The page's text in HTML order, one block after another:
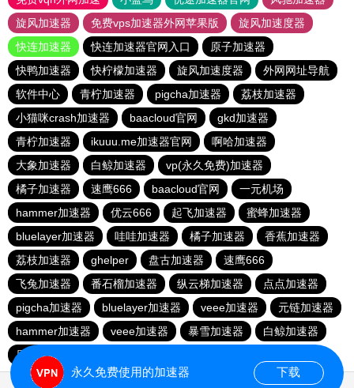
旋风加速器
免费vps加速器外网苹果版
旋风加速度器
快连加速器
快连加速器官网入口
原子加速器
快鸭加速器
快柠檬加速器 旋风加速度器
外网网址导航
软件中心
青柠加速器 pigcha加速器
荔枝加速器
小猫咪crash加速器
baacloud官网
gkd加速器
青柠加速器
ikuuu.me加速器官网
啊哈加速器
大象加速器
白鲸加速器
vp(永久免费)加速器
橘子加速器
速鹰666 baacloud官网
一元机场
hammer加速器
优云666 起飞加速器
蜜蜂加速器
bluelayer加速器
哇哇加速器 橘子加速器
香蕉加速器
荔枝加速器
ghelper 盘古加速器
速鹰666
飞兔加速器
番石榴加速器 纵云梯加速器
点点加速器
pigcha加速器
bluelayer加速器 veee加速器
元链加速器
hammer加速器
veee加速器 暴雪加速器
白鲸加速器
原子加速器
永久免费使用的加速器 下载